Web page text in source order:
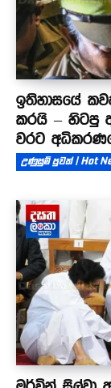
ඉතිහාසයේ
කරයි – හිටපු
වරට
උණුසුම් පුවත් | Hot